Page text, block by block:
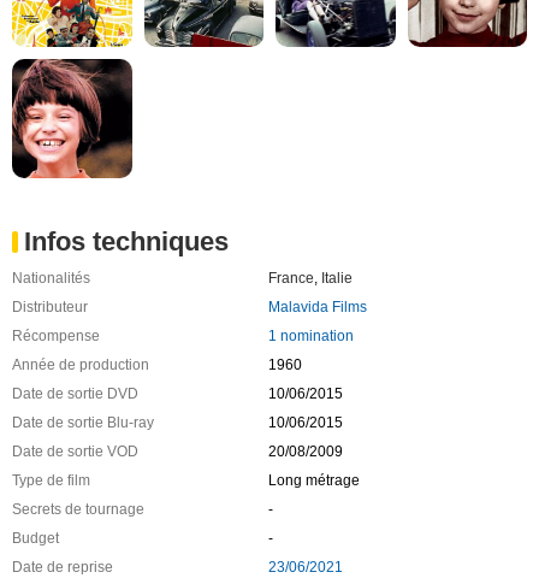
Infos techniques
Nationalités France, Italie
Distributeur
Malavida Films
Récompense
1 nomination
Année de production
1960
Date de sortie DVD
10/06/2015
Date de sortie Blu-ray
10/06/2015
Date de sortie VOD
20/08/2009
Type de film
Long métrage
Secrets de tournage
-
Budget
-
Date de reprise
23/06/2021